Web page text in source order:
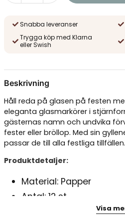
Snabba leveranser
Trygga köp med Klarna
eller Swish
Beskrivning
Håll reda på glasen på festen
eleganta glasmarkörer i
gästernas namn och undvika
fester eller bröllop. Med sin
passar de till alla festliga tillfällen.
Produktdetaljer:
Material: Papper
Antal: 12 st
Design: StjärnformVisa